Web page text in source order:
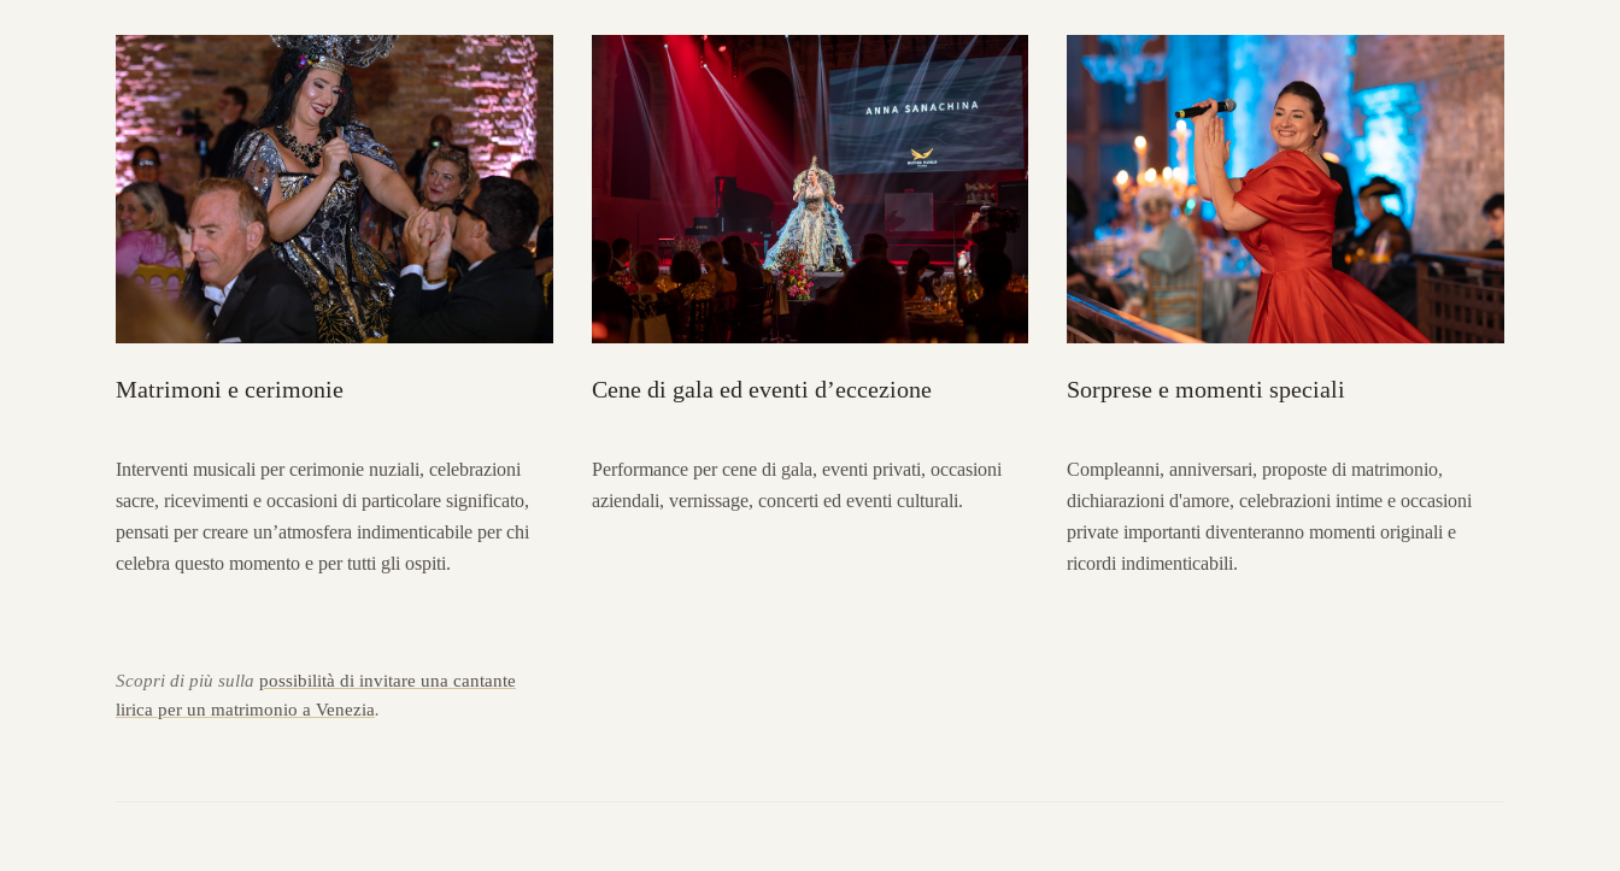
Matrimoni e cerimonie
Interventi musicali per cerimonie nuziali, celebrazioni
sacre, ricevimenti e occasioni di particolare significato,
pensati per creare un’atmosfera indimenticabile per chi
celebra questo momento e per tutti gli ospiti.
Scopri di più sulla possibilità di invitare una cantante
lirica per un matrimonio a Venezia.
Cene di gala ed eventi d’eccezione
Performance per cene di gala, eventi privati, occasioni
aziendali, vernissage, concerti ed eventi culturali.
Sorprese e momenti speciali
Compleanni, anniversari, proposte di matrimonio,
dichiarazioni d'amore, celebrazioni intime e occasioni
private importanti diventeranno momenti originali e
ricordi indimenticabili.